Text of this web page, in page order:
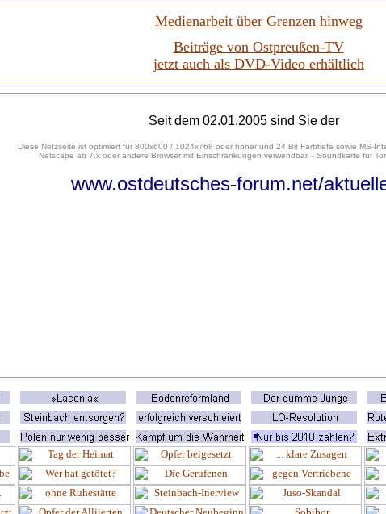
Medienarbeit über Grenzen hinweg
Beiträge von Ostpreußen-TV
jetzt auch als DVD-Video erhältlich
Seit dem 02.01.2005 sind Sie der
Diese Netzseite ist optimiert für 800x600 / 1024x768 oder höher und 24 Bit Farbtiefe sowie MS-
Netscape ab 7.x oder andere Browser mit Einschränkungen verwendbar. - Soundkarte für
www.ostdeutsches-forum.net/